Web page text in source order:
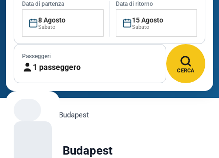
Data di partenza
8 Agosto
Sabato
Data di ritorno
15 Agosto
Sabato
Passeggeri
1 passeggero CERCA
Budapest
La città di Budapest